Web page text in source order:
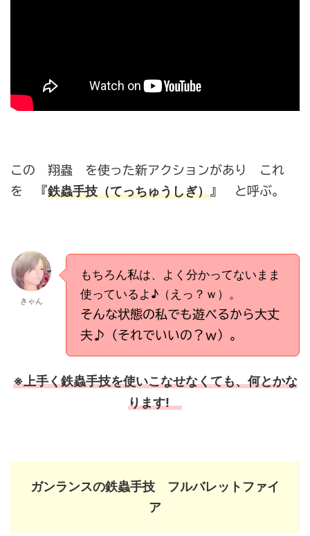
この 翔蟲 を使った新アクションがあり これ
を 『鉄蟲手技（てっちゅうしぎ） 』 と呼ぶ。
きゃん
もちろん私は、よく分かってないまま
使っているよ♪（えっ？ｗ）。
そんな状態の私でも遊べるから大丈
夫♪（それでいいの？ｗ）。
※上手く鉄蟲手技を使いこなせなくても、何とかな
ります!
ガンランスの鉄蟲手技 フルバレットファイ
ア